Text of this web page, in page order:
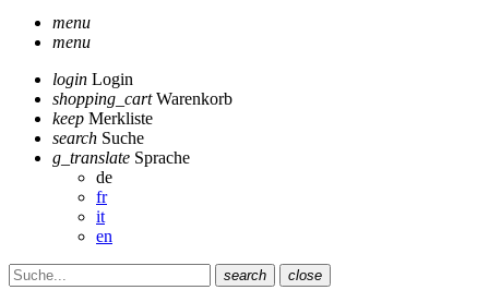
menu
menu
login Login
shopping_cart Warenkorb
keep Merkliste
search Suche
g_translate Sprache
de
fr
it
en
search close